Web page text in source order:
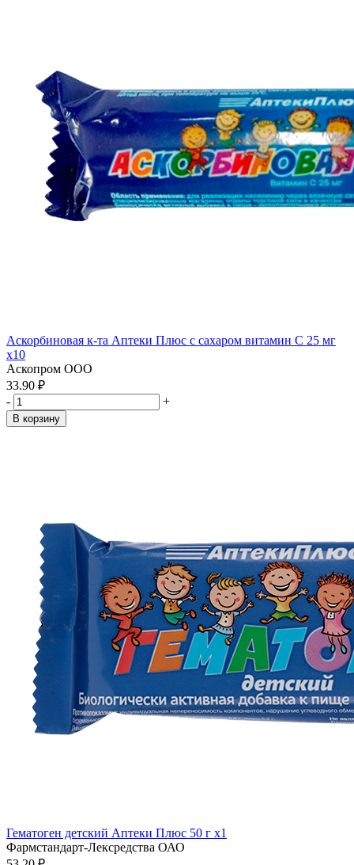
Аскорбиновая к-та Аптеки Плюс с сахаром витамин С 25 мг
x10
Аскопром ООО
33.90 ₽
-
+
В корзину
Гематоген детский Аптеки Плюс 50 г x1
Фармстандарт-Лексредства ОАО